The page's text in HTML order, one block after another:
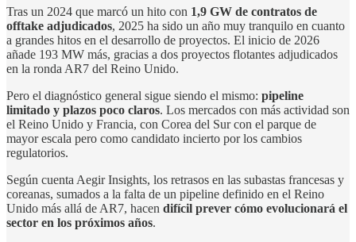
Tras un 2024 que marcó un hito con 1,9 GW de contratos de
offtake adjudicados, 2025 ha sido un año muy tranquilo en cuanto
a grandes hitos en el desarrollo de proyectos. El inicio de 2026
añade 193 MW más, gracias a dos proyectos flotantes adjudicados
en la ronda AR7 del Reino Unido.
Pero el diagnóstico general sigue siendo el mismo: pipeline
limitado y plazos poco claros. Los mercados con más actividad son
el Reino Unido y Francia, con Corea del Sur con el parque de
mayor escala pero como candidato incierto por los cambios
regulatorios.
Según cuenta Aegir Insights, los retrasos en las subastas francesas y
coreanas, sumados a la falta de un pipeline definido en el Reino
Unido más allá de AR7, hacen difícil prever cómo evolucionará el
sector en los próximos años.